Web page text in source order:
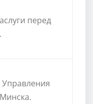
перед